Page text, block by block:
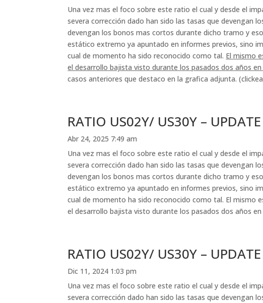
Una vez mas el foco sobre este ratio el cual y desde el
severa corrección dado han sido las tasas que devengan
devengan los bonos mas cortos durante dicho tramo y
estático extremo ya apuntado en informes previos, sino
cual de momento ha sido reconocido como tal. El mismo
el desarrollo bajista visto durante los pasados dos años
casos anteriores que destaco en la grafica adjunta.
RATIO US02Y/ US30Y – UPDATE
Abr 24, 2025 7:49 am
Una vez mas el foco sobre este ratio el cual y desde el
severa corrección dado han sido las tasas que devengan
devengan los bonos mas cortos durante dicho tramo y
estático extremo ya apuntado en informes previos, sino
cual de momento ha sido reconocido como tal. El mismo
el desarrollo bajista visto durante los pasados dos años
RATIO US02Y/ US30Y – UPDATE
Dic 11, 2024 1:03 pm
Una vez mas el foco sobre este ratio el cual y desde el
severa corrección dado han sido las tasas que devengan